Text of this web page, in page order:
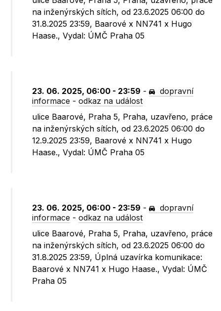
na inženýrských sítích, od 23.6.2025 06:00 do
31.8.2025 23:59, Baarové x NN741 x Hugo
Haase., Vydal: ÚMČ Praha 05
23. 06. 2025, 06:00 - 23:59 -
dopravní
informace -odkaz na událost
ulice Baarové, Praha 5, Praha, uzavřeno, práce
na inženýrských sítích, od 23.6.2025 06:00 do
12.9.2025 23:59, Baarové x NN741 x Hugo
Haase., Vydal: ÚMČ Praha 05
23. 06. 2025, 06:00 - 23:59 -
dopravní
informace -odkaz na událost
ulice Baarové, Praha 5, Praha, uzavřeno, práce
na inženýrských sítích, od 23.6.2025 06:00 do
31.8.2025 23:59, Úplná uzavírka komunikace:
Baarové x NN741 x Hugo Haase., Vydal: ÚMČ
Praha 05